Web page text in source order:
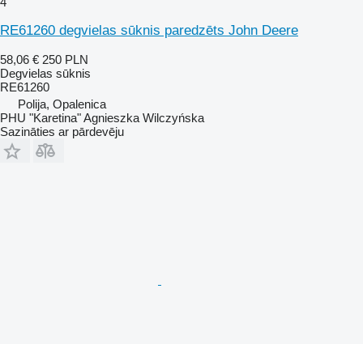
RE61260 degvielas sūknis paredzēts John Deere
58,06 € 250 PLN
Degvielas sūknis
RE61260
Polija, Opalenica
PHU "Karetina" Agnieszka Wilczyńska
Sazināties ar pārdevēju